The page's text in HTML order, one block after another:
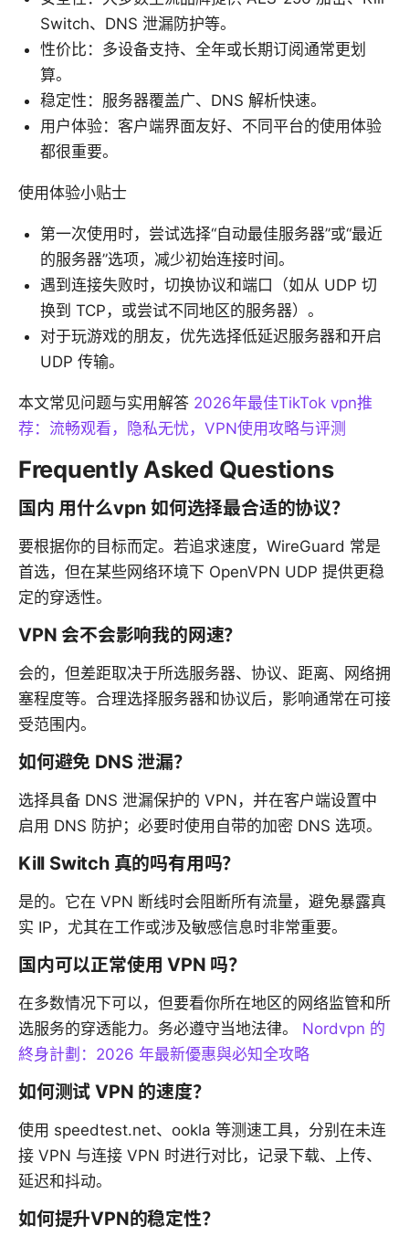
Switch、DNS 泄漏防护等。
性价比：多设备支持、全年或长期订阅通常更划
算。
稳定性：服务器覆盖广、DNS 解析快速。
用户体验：客户端界面友好、不同平台的使用体验
都很重要。
使用体验小贴士
第一次使用时，尝试选择“自动最佳服务器”或“最近
的服务器”选项，减少初始连接时间。
遇到连接失败时，切换协议和端口（如从 UDP 切
换到 TCP，或尝试不同地区的服务器）。
对于玩游戏的朋友，优先选择低延迟服务器和开启
UDP 传输。
本文常见问题与实用解答 2026年最佳TikTok vpn推
荐：流畅观看，隐私无忧，VPN使用攻略与评测
Frequently Asked Questions
国内 用什么vpn 如何选择最合适的协议？
要根据你的目标而定。若追求速度，WireGuard 常是
首选，但在某些网络环境下 OpenVPN UDP 提供更稳
定的穿透性。
VPN 会不会影响我的网速？
会的，但差距取决于所选服务器、协议、距离、网络拥
塞程度等。合理选择服务器和协议后，影响通常在可接
受范围内。
如何避免 DNS 泄漏？
选择具备 DNS 泄漏保护的 VPN，并在客户端设置中
启用 DNS 防护；必要时使用自带的加密 DNS 选项。
Kill Switch 真的吗有用吗？
是的。它在 VPN 断线时会阻断所有流量，避免暴露真
实 IP，尤其在工作或涉及敏感信息时非常重要。
国内可以正常使用 VPN 吗？
在多数情况下可以，但要看你所在地区的网络监管和所
选服务的穿透能力。务必遵守当地法律。 Nordvpn 的
終身計劃：2026 年最新優惠與必知全攻略
如何测试 VPN 的速度？
使用 speedtest.net、ookla 等测速工具，分别在未连
接 VPN 与连接 VPN 时进行对比，记录下载、上传、
延迟和抖动。
如何提升VPN的稳定性？